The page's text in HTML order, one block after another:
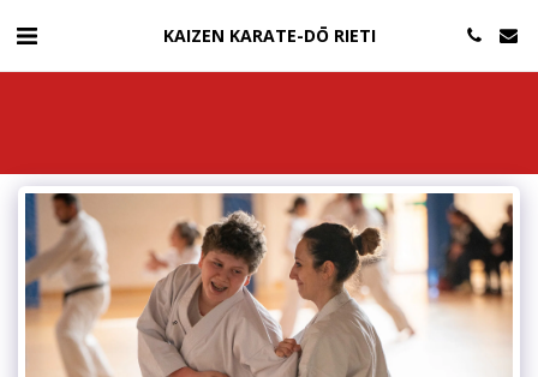
KAIZEN KARATE-DŌ RIETI